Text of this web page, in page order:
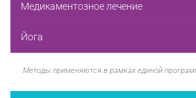
Медикаментозное лечение
Йога
Методы применяются в рамках единой